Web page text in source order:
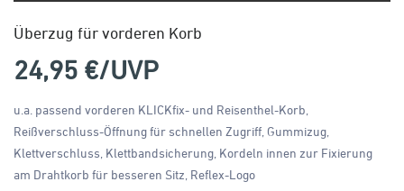
Überzug für vorderen Korb
24,95 €/UVP
u.a. passend vorderen KLICKfix- und Reisenthel-Korb,
Reißverschluss-Öffnung für schnellen Zugriff, Gummizug,
Klettverschluss, Klettbandsicherung, Kordeln innen zur Fixierung
am Drahtkorb für besseren Sitz, Reflex-Logo